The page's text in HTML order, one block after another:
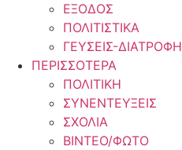
ΕΞΟΔΟΣ
ΠΟΛΙΤΙΣΤΙΚΑ
ΓΕΥΣΕΙΣ-ΔΙΑΤΡΟΦΗ
ΠΕΡΙΣΣΟΤΕΡΑ
ΠΟΛΙΤΙΚΗ
ΣΥΝΕΝΤΕΥΞΕΙΣ
ΣΧΟΛΙΑ
ΒΙΝΤΕΟ/ΦΩΤΟ